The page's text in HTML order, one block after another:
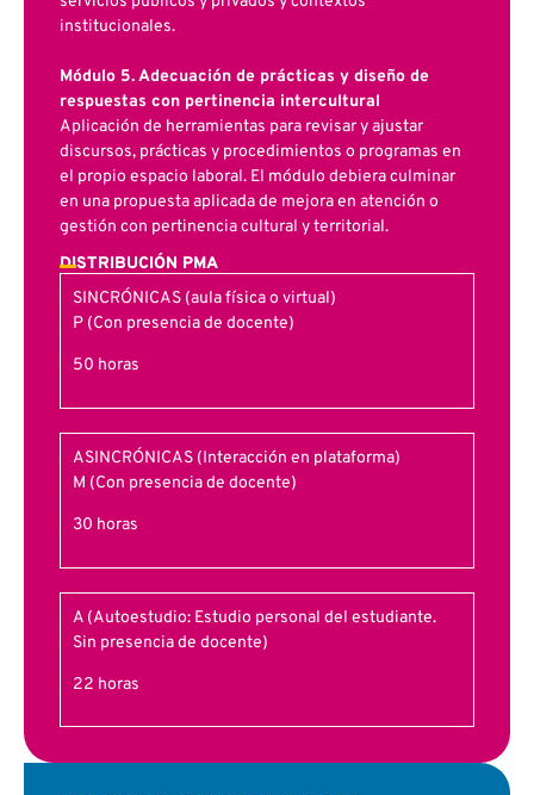
institucionales.
Módulo 5. Adecuación de prácticas y diseño de
respuestas con pertinencia intercultural
Aplicación de herramientas para revisar y ajustar
discursos, prácticas y procedimientos o programas en
el propio espacio laboral. El módulo debiera culminar
en una propuesta aplicada de mejora en atención o
gestión con pertinencia cultural y territorial.
DISTRIBUCIÓN PMA
SINCRÓNICAS (aula física o virtual)
P (Con presencia de docente)
50 horas
ASINCRÓNICAS (Interacción en plataforma)
M (Con presencia de docente)
30 horas
A (Autoestudio: Estudio personal del estudiante.
Sin presencia de docente)
22 horas